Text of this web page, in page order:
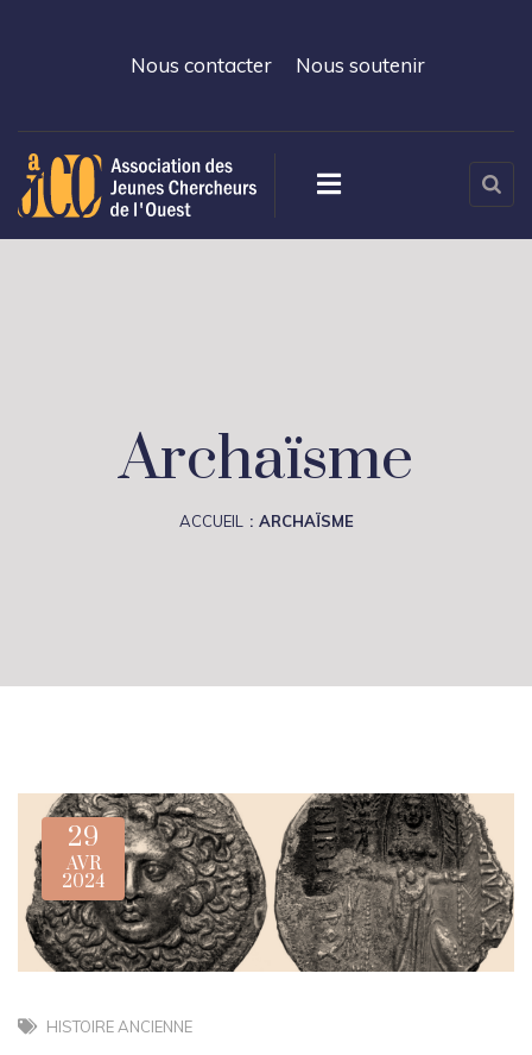
Nous contacter Nous soutenir
Archaïsme
ACCUEIL ARCHAÏSME
29
AVR
2024
HISTOIRE ANCIENNE